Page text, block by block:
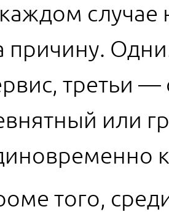
случае
причину.
третьи —
или
того,